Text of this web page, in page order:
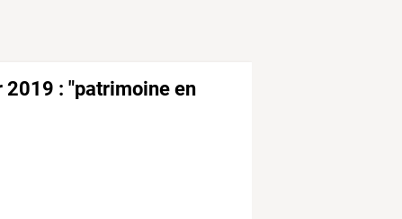
2019 : "patrimoine en